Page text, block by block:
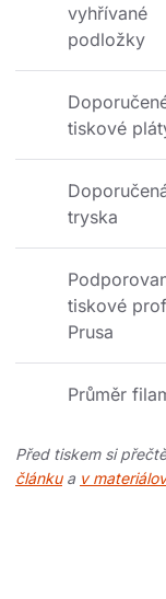
vyhřívané
podložky
tiskové
tryska
tiskové
Prusa
Průměr
Před tiskem si
článkua v